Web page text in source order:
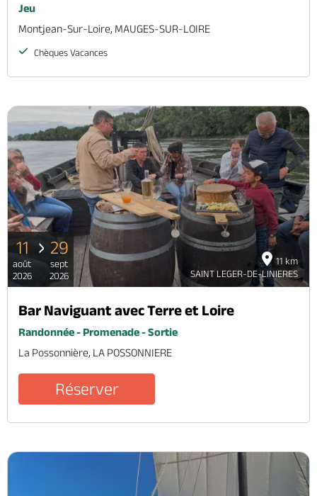
Jeu
Montjean-Sur-Loire, MAUGES-SUR-LOIRE
Chèques Vacances
11 km
SAINT LEGER-DE-LINIERES
11
août
2026
29
sept
2026
Bar Naviguant avec Terre et Loire
Randonnée - Promenade - Sortie
La Possonnière, LA POSSONNIERE
Réserver